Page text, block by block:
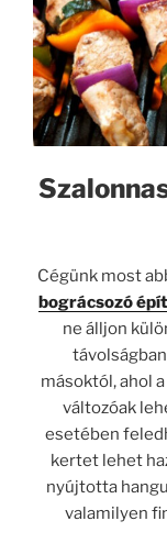
Cégünk most
bográcsozó
ne álljon
másoktól, ahol
változóak
esetében
kertet lehet
nyújtotta
valamilyen